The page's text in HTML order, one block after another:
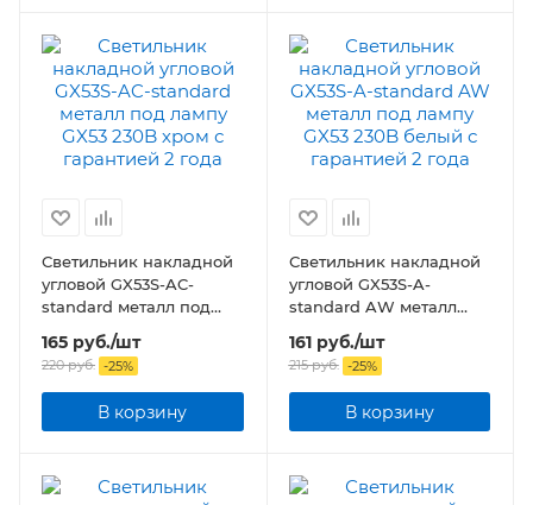
Светильник накладной
угловой GX53S-AC-
standard металл под
лампу GX53 230B хром
165 руб./шт
220руб. -25%
В корзину
Светильник накладной
угловой GX53S-A-
standard AW металл
под лампу GX53 230B
белый
161руб./шт
215руб. -25%
В корзину